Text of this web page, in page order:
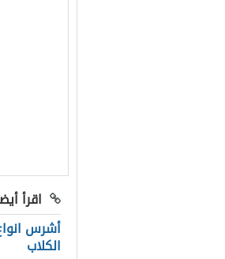
اقرأ
أشرس
الكلاب